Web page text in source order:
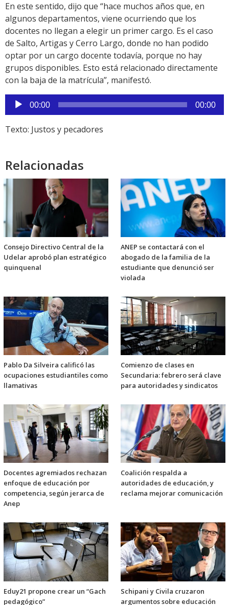
En este sentido, dijo que “hace muchos años que, en
algunos departamentos, viene ocurriendo que los
docentes no llegan a elegir un primer cargo. Es el caso
de Salto, Artigas y Cerro Largo, donde no han podido
optar por un cargo docente todavía, porque no hay
grupos disponibles. Esto está relacionado directamente
con la baja de la matrícula”, manifestó.
Reproductor
de
audio
00:00 00:00
Texto: Justos y pecadores
Relacionadas
Consejo Directivo Central de la
Udelar aprobó plan estratégico
quinquenal
ANEP se contactará con el
abogado de la familia de la
estudiante que denunció ser
violada
Pablo Da Silveira calificó las
ocupaciones estudiantiles como
llamativas
Comienzo de clases en
Secundaria: febrero será clave
para autoridades y sindicatos
Docentes agremiados rechazan
enfoque de educación por
competencia, según jerarca de
Anep
Coalición respalda a
autoridades de educación, y
reclama mejorar comunicación
Eduy21 propone crear un “Gach
pedagógico”
Schipani y Civila cruzaron
argumentos sobre educación